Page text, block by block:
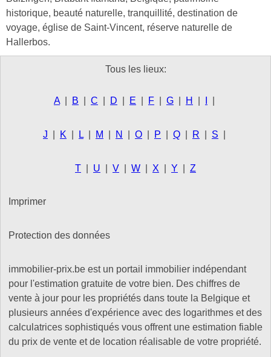
historique, beauté naturelle, tranquillité, destination de
voyage, église de Saint-Vincent, réserve naturelle de
Hallerbos.
Tous les lieux:
A B C D E F G H
J K L M N O P Q R S
T U V W X Y Z
Imprimer
Protection des données
immobilier-prix.be est un portail immobilier indépendant
pour l'estimation gratuite de votre bien. Des chiffres de
vente à jour pour les propriétés dans toute la Belgique et
plusieurs années d'expérience avec des logarithmes et des
calculatrices sophistiqués vous offrent une estimation fiable
du prix de vente et de location réalisable de votre propriété.